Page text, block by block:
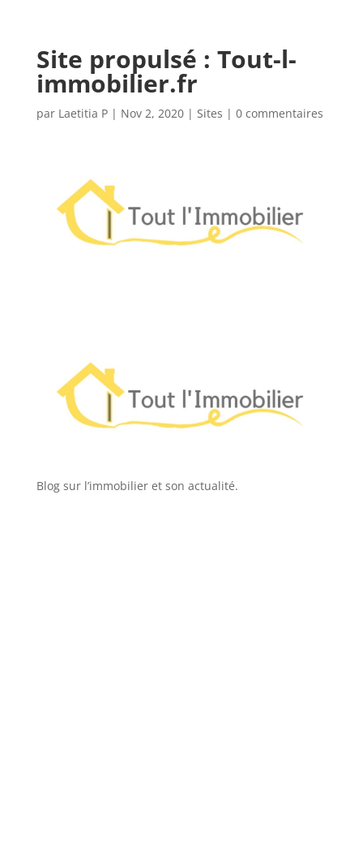
Site propulsé : Tout-l-
immobilier.fr
par Laetitia P| Nov 2, 2020| Sites | 0 commentaires
Blog sur l’immobilier et son actualité.